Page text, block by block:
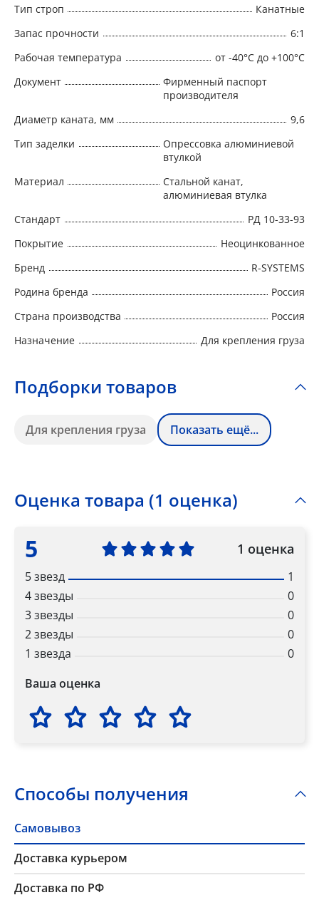
Тип строп
Канатные
Запас прочности
6:1
Рабочая температура
от -40°C до +100°C
Документ
Фирменный паспорт
производителя
Диаметр каната, мм
9,6
Тип заделки
Опрессовка алюминиевой
втулкой
Материал
Стальной канат,
алюминиевая втулка
Стандарт
РД 10-33-93
Покрытие
Неоцинкованное
Бренд
R-SYSTEMS
Родина бренда
Россия
Страна производства
Россия
Назначение
Для крепления груза
Подборки товаров
Для крепления груза Показать ещё...
Оценка товара (1 оценка)
5 1 оценка
5 звезд
1
4 звезды
0
3 звезды
0
2 звезды
0
1 звезда
0
Ваша оценка
Способы получения
Самовывоз
Доставка курьером
Доставка по РФ